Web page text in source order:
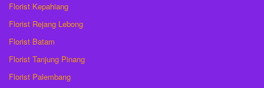
Florist Kepahiang
Florist Rejang Lebong
Florist Batam
Florist Tanjung Pinang
Florist Palembang